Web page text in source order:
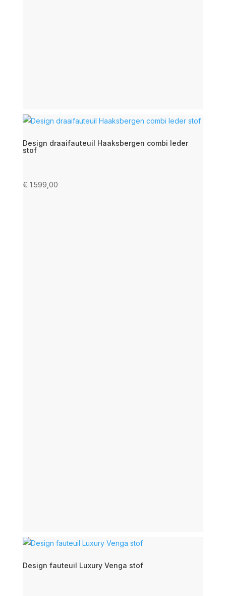
Design draaifauteuil Haaksbergen combi leder
stof
€ 1.599,00
Design fauteuil Luxury Venga stof